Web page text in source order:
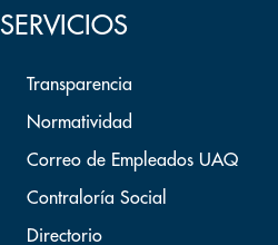
SERVICIOS
Transparencia
Normatividad
Correo de Empleados UAQ
Contraloría Social
Directorio